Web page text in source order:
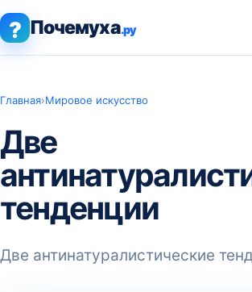
? Почемуха.ру
Главная›Мировое искусство
Две
тенденции
Две антинатуралистические